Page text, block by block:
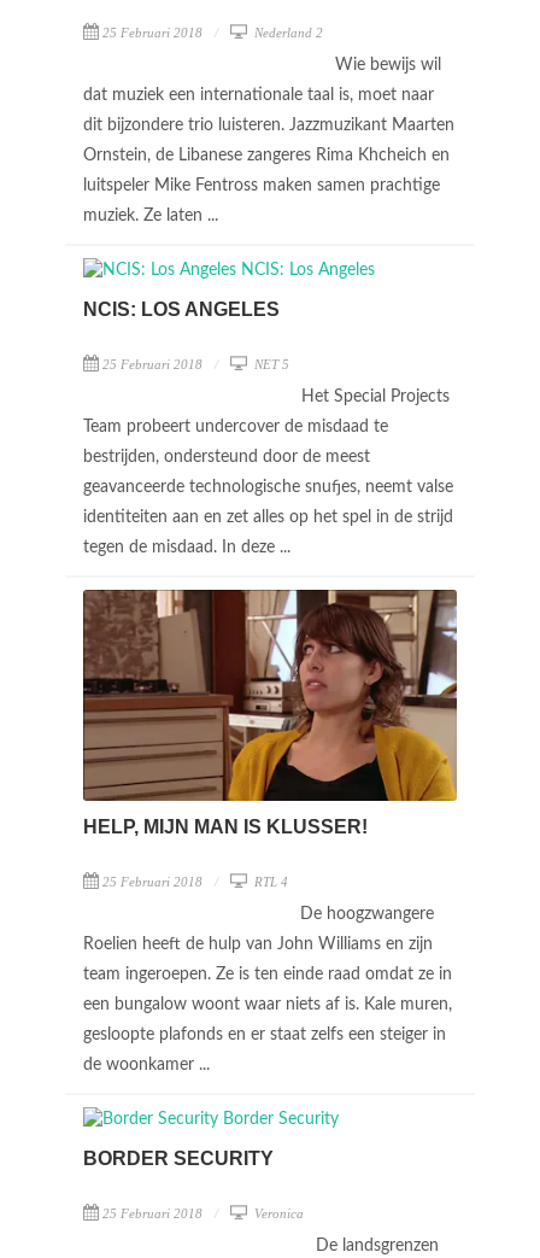
25 Februari 2018 Nederland 2
Wie bewijs wil
dat muziek een internationale taal is, moet naar
dit bijzondere trio luisteren. Jazzmuzikant Maarten
Ornstein, de Libanese zangeres Rima Khcheich en
luitspeler Mike Fentross maken samen prachtige
muziek. Ze laten ...
NCIS: LOS ANGELES
25 Februari 2018 NET 5
Het Special Projects
Team probeert undercover de misdaad te
bestrijden, ondersteund door de meest
geavanceerde technologische snufjes, neemt valse
identiteiten aan en zet alles op het spel in de strijd
tegen de misdaad. In deze ...
HELP, MIJN MAN IS KLUSSER!
25 Februari 2018 RTL 4
De hoogzwangere
Roelien heeft de hulp van John Williams en zijn
team ingeroepen. Ze is ten einde raad omdat ze in
een bungalow woont waar niets af is. Kale muren,
gesloopte plafonds en er staat zelfs een steiger in
de woonkamer ...
BORDER SECURITY
25 Februari 2018 Veronica
De landsgrenzen